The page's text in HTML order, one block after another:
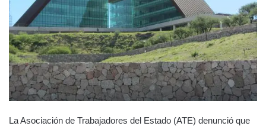
La Asociación de Trabajadores del Estado (ATE) denunció que